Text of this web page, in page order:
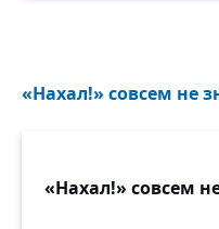
«Нахал!» совсем не
«Нахал!» совсем